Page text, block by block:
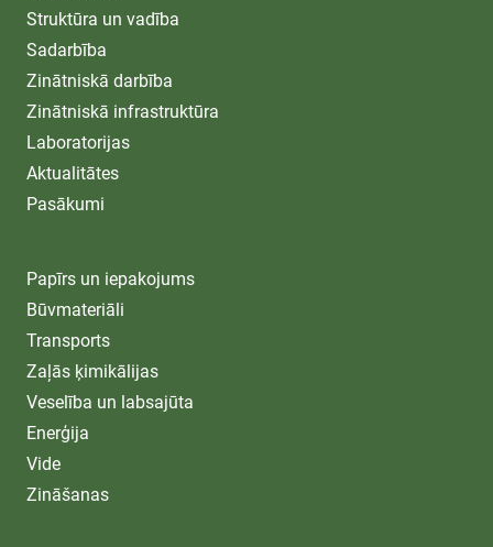
Struktūra un vadība
Sadarbība
Zinātniskā darbība
Zinātniskā infrastruktūra
Laboratorijas
Aktualitātes
Pasākumi
Papīrs un iepakojums
Būvmateriāli
Transports
Zaļās ķimikālijas
Veselība un labsajūta
Enerģija
Vide
Zināšanas